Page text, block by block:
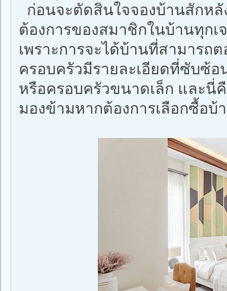
ก่อนจะตัดสินใจจองบ้านสักหลั
ต้องการของสมาชิกในบ้านทุก
เพราะการจะได้บ้านที่สามารถ
ครอบครัวมีรายละเอียดที่ซับซ้อ
หรือครอบครัวขนาดเล็ก และ
มองข้ามหากต้องการเลือกซื้อบ้